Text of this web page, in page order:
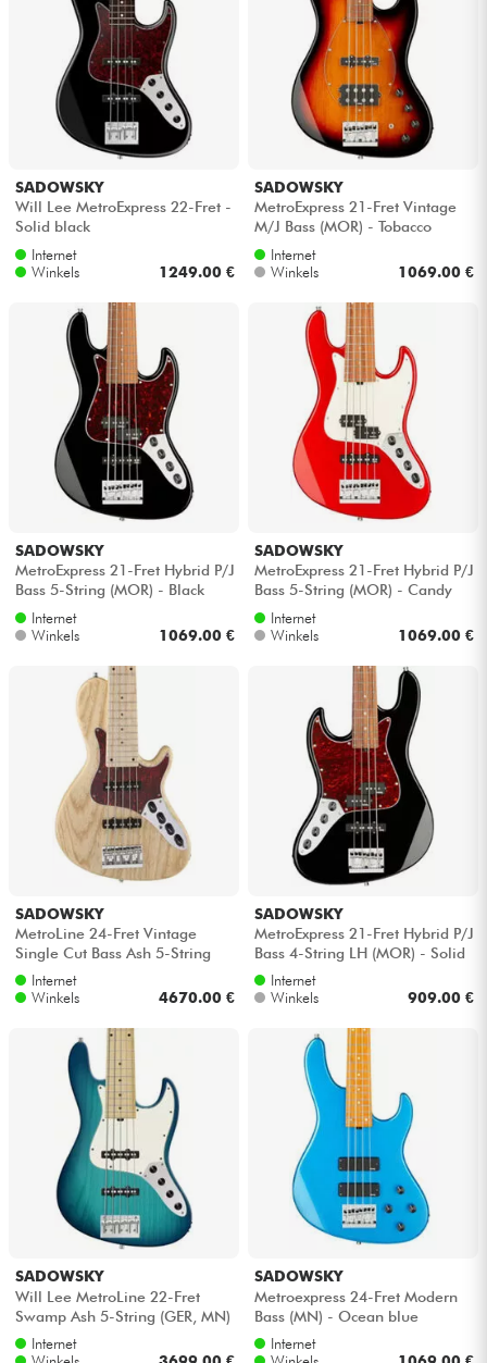
SADOWSKY
Will Lee MetroExpress 22-Fret -
Solid black
Internet
Winkels
1249.00 €
SADOWSKY
MetroExpress 21-Fret Vintage
M/J Bass (MOR) - Tobacco
sunburst transparent
Internet
Winkels
1069.00 €
SADOWSKY
MetroExpress 21-Fret Hybrid P/J
Bass 5-String (MOR) - Black
pearlInternet
Winkels
1069.00 €
SADOWSKY
MetroExpress 21-Fret Hybrid P/J
Bass 5-String (MOR) - Candy
apple red metallic
Internet
Winkels
1069.00 €
SADOWSKY
MetroLine 24-Fret Vintage
Single Cut Bass Ash 5-String
(Germany, MN) - Natural trans.
s...
Internet
Winkels
4670.00 €
SADOWSKY
MetroExpress 21-Fret Hybrid P/J
Bass 4-String LH (MOR) - Solid
blackInternet
Winkels
909.00 €
SADOWSKY
Will Lee MetroLine 22-Fret
Swamp Ash 5-String (GER, MN)
- Bora blue burst transparent
s...
Internet
SADOWSKY
Metroexpress 24-Fret Modern
Bass (MN) - Ocean blue
metallic
Internet